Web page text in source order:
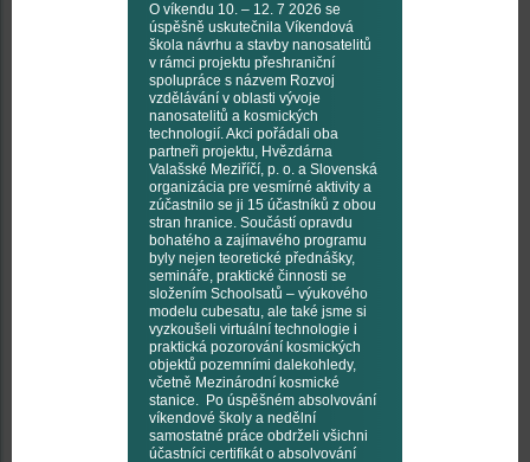
O víkendu 10. – 12. 7 2026 se
úspěšně uskutečnila Víkendová
škola návrhu a stavby nanosatelitů
v rámci projektu přeshraniční
spolupráce s názvem Rozvoj
vzdělávání v oblasti vývoje
nanosatelitů a kosmických
technologií. Akci pořádali oba
partneři projektu, Hvězdárna
Valašské Meziříčí, p. o. a Slovenská
organizácia pre vesmírné aktivity a
zúčastnilo se ji 15 účastníků z obou
stran hranice. Součástí opravdu
bohatého a zajímavého programu
byly nejen teoretické přednášky,
semináře, praktické činnosti se
složením Schoolsatů – výukového
modelu cubesatu, ale také jsme si
vyzkoušeli virtuální technologie i
praktická pozorování kosmických
objektů pozemními dalekohledy,
včetně Mezinárodní kosmické
stanice. Po úspěšném absolvování
víkendové školy a nedělní
samostatné práce obdrželi všichni
účastníci certifikát o absolvování